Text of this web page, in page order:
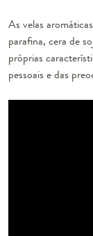
As velas
parafina, cera de
próprias
pessoais e das